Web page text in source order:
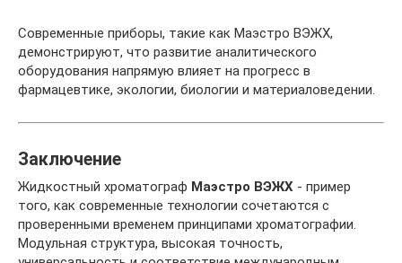
Современные приборы, такие как Маэстро ВЭЖХ,
демонстрируют, что развитие аналитического
оборудования напрямую влияет на прогресс в
фармацевтике, экологии, биологии и материаловедении.
Заключение
Жидкостный хроматограф Маэстро ВЭЖХ - пример
того, как современные технологии сочетаются с
проверенными временем принципами хроматографии.
Модульная структура, высокая точность,